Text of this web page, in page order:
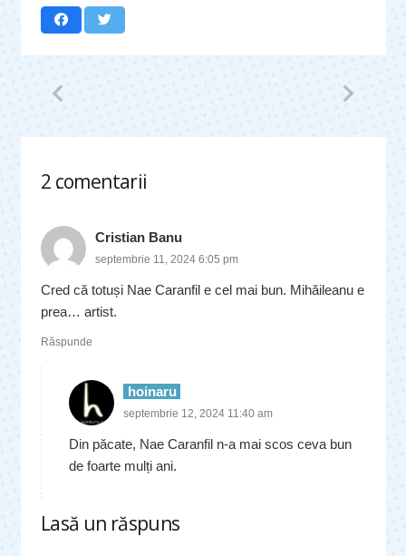
2 comentarii
.
Cristian Banu
septembrie 11, 2024 6:05 pm
Cred că totuși Nae Caranfil e cel mai bun. Mihăileanu e
prea… artist.
Răspunde
hoinaru
septembrie 12, 2024 11:40 am
Din păcate, Nae Caranfil n-a mai scos ceva bun
de foarte mulți ani.
Lasă un răspuns